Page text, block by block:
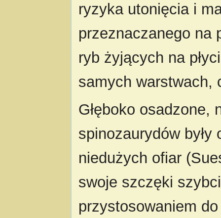
ryzyka utonięcia i
przeznaczanego na
ryb żyjących na
samych warstwach,
Głęboko osadzone,
spinozaurydów
niedużych ofiar
swoje szczęki
przystosowaniem